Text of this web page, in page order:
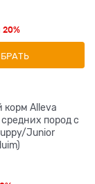
20%
корм Alleva
пород с
Junior